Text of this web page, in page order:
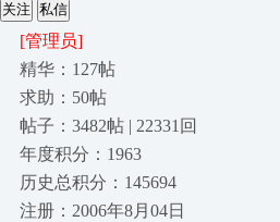
关注 私信
[管理员]
精华：127帖
求助：50帖
帖子：3482帖 | 22331回
年度积分：1963
历史总积分：145694
注册：2006年8月04日